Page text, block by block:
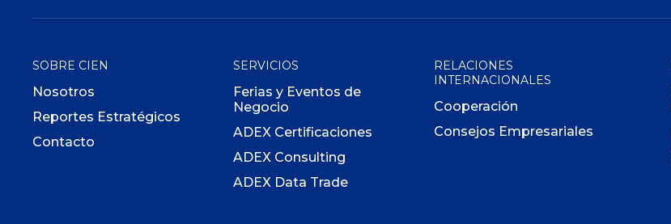
SOBRE CIEN
Nosotros
Reportes Estratégicos
Contacto
SERVICIOS
Ferias y Eventos de
Negocio
ADEX Certificaciones
ADEX Consulting
ADEX Data Trade
RELACIONES
INTERNACIONALES
Cooperación
Consejos Empresariales